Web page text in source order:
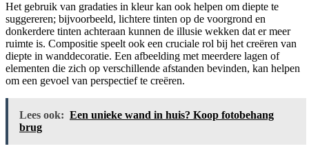
Het gebruik van gradaties in kleur kan ook helpen om diepte te
suggereren; bijvoorbeeld, lichtere tinten op de voorgrond en
donkerdere tinten achteraan kunnen de illusie wekken dat er meer
ruimte is. Compositie speelt ook een cruciale rol bij het creëren van
diepte in wanddecoratie. Een afbeelding met meerdere lagen of
elementen die zich op verschillende afstanden bevinden, kan helpen
om een gevoel van perspectief te creëren.
Lees ook: Een unieke wand in huis? Koop fotobehang
brug